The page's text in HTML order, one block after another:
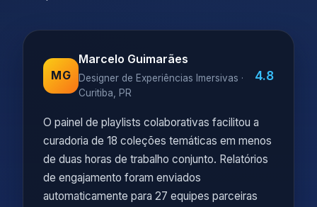
MG
Marcelo Guimarães
Designer de Experiências Imersivas ·
Curitiba, PR
4.8
O painel de playlists colaborativas facilitou a
curadoria de 18 coleções temáticas em menos
de duas horas de trabalho conjunto. Relatórios
de engajamento foram enviados
automaticamente para 27 equipes parceiras